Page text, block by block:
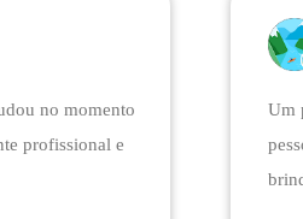
no momento
profissional e
Um